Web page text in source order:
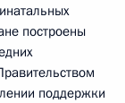
построены
поддержки